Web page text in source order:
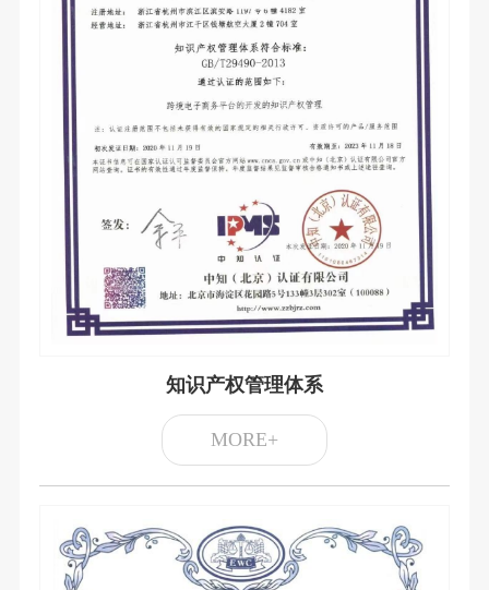
知识产权管理体系
MORE+